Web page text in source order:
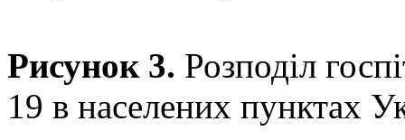
Рисунок 3. Розподіл
19 в населених пунктах